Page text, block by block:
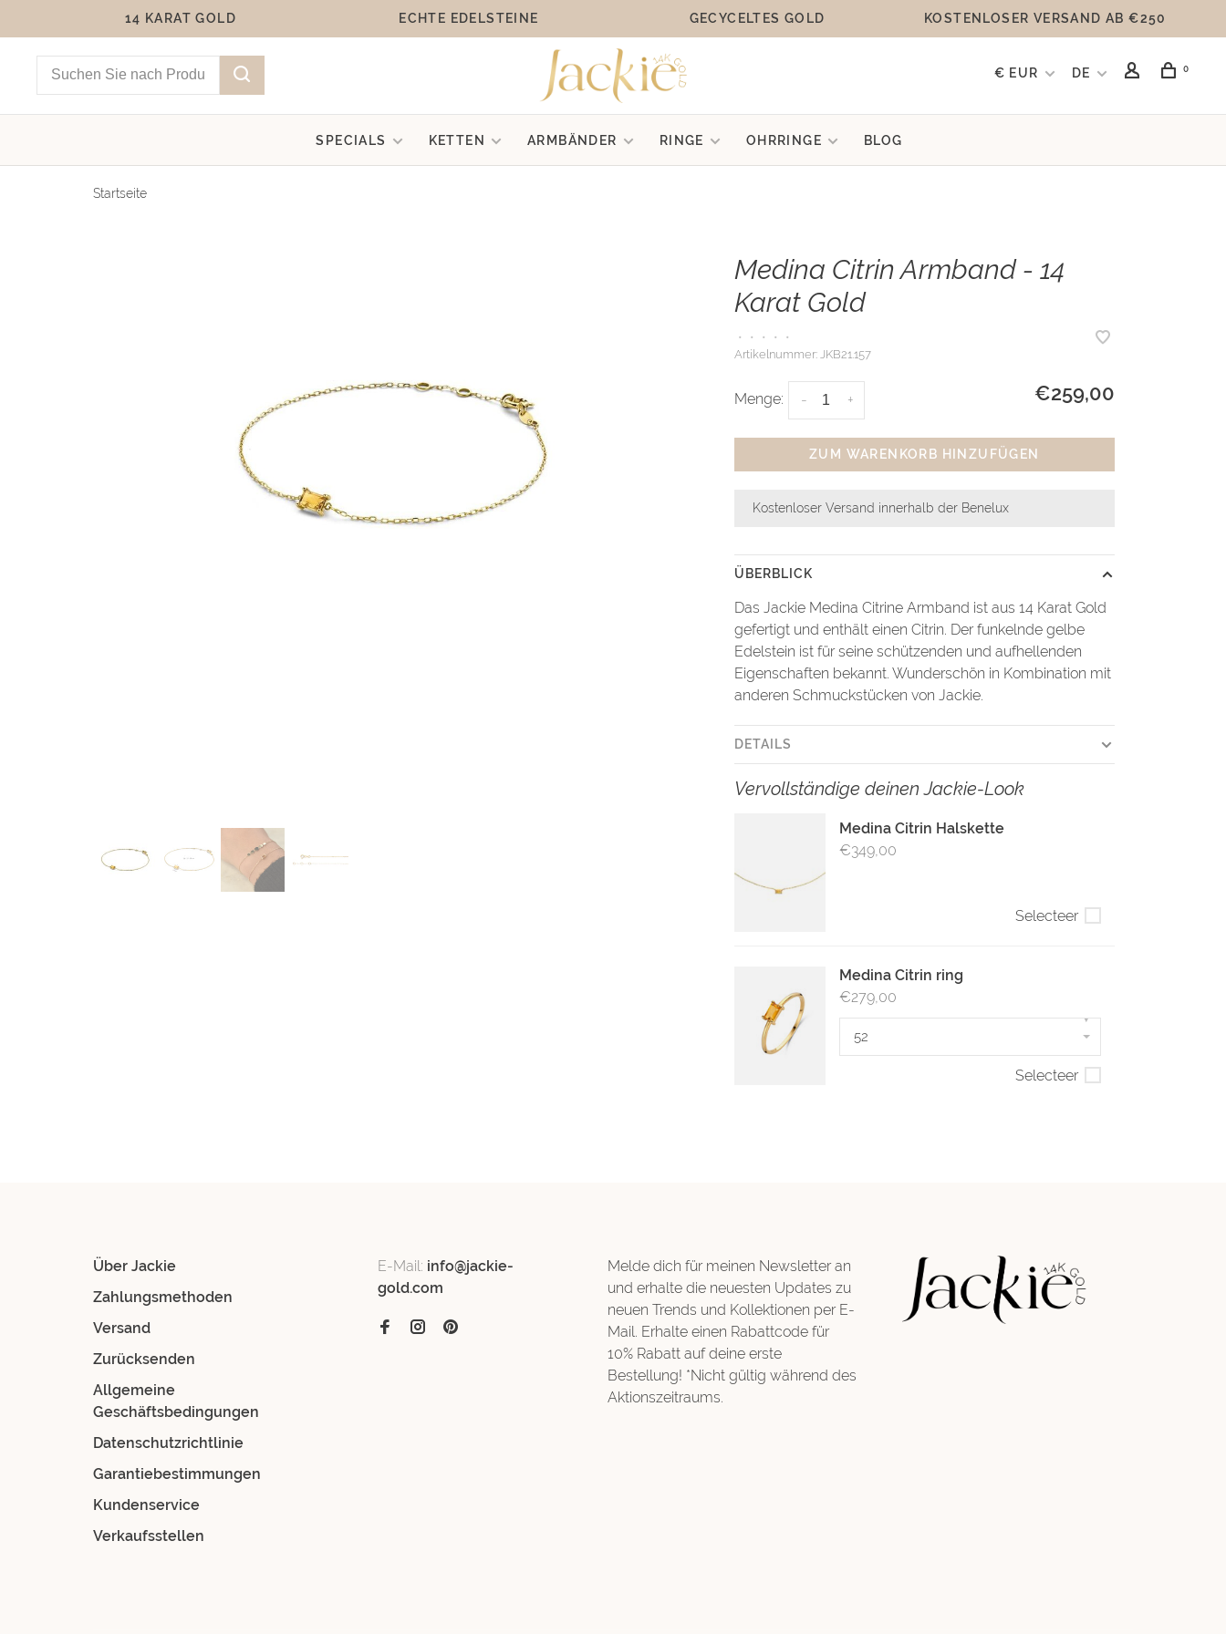
14 KARAT GOLD ECHTE EDELSTEINE GECYCELTES GOLD KOSTENLOSER VERSAND AB €250
€ EUR DE 0
SPECIALS KETTEN ARMBÄNDER RINGE OHRRINGE BLOG
Startseite
Medina Citrin Armband - 14
Karat Gold
• • • •
•
Artikelnummer:JKB21.157
Menge: +
- €259,00
ZUM WARENKORB HINZUFÜGEN
Kostenloser Versand innerhalb der Benelux
ÜBERBLICK
Das Jackie Medina Citrine Armband ist aus 14 Karat Gold
gefertigt und enthält einen Citrin. Der funkelnde gelbe
Edelstein ist für seine schützenden und aufhellenden
Eigenschaften bekannt. Wunderschön in Kombination mit
anderen Schmuckstücken von Jackie.
DETAILS
Vervollständige deinen Jackie-Look
Medina Citrin Halskette
€349,00
Selecteer
Medina Citrin ring
€279,00
52
▾
Selecteer
Über Jackie
Zahlungsmethoden
Versand
Zurücksenden
Allgemeine
Geschäftsbedingungen
Datenschutzrichtlinie
Garantiebestimmungen
Kundenservice
Verkaufsstellen
E-Mail: info@jackie-
gold.com
Melde dich für meinen Newsletter an
und erhalte die neuesten Updates zu
neuen Trends und Kollektionen per E-
Mail. Erhalte einen Rabattcode für
10% Rabatt auf deine erste
Bestellung! *Nicht gültig während des
Aktionszeitraums.